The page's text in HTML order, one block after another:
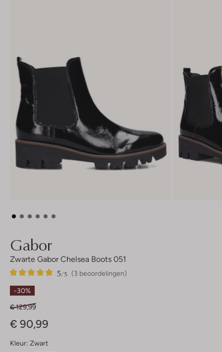
Gabor
Zwarte Gabor Chelsea Boots 051
(3 beoordelingen)
5/5
3
5
Sterren
-30%
€ 129,99
€ 90,99
Kleur: Zwart